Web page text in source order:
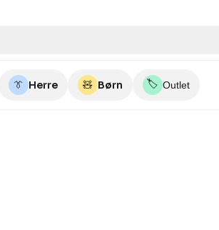
👔 Herre 🧸 Børn 🏷️ Outlet